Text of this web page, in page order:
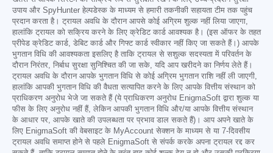
उपाय और SpyHunter हेल्पडेस्क के माध्यम से हमारी तकनीकी सहायता टीम तक पहुंच
प्रदान करता है। ट्रायल अवधि के दौरान आपसे कोई अग्रिम शुल्क नहीं लिया जाएगा,
हालांकि ट्रायल को सक्रिय करने के लिए क्रेडिट कार्ड आवश्यक है। (इस ऑफर के तहत
प्रीपेड क्रेडिट कार्ड, डेबिट कार्ड और गिफ्ट कार्ड स्वीकार नहीं किए जा सकते हैं।) आपके
भुगतान विधि की आवश्यकता इसलिए है ताकि ट्रायल से सशुल्क सदस्यता में परिवर्तन के
दौरान निरंतर, निर्बाध सुरक्षा सुनिश्चित की जा सके, यदि आप खरीदने का निर्णय लेते हैं।
ट्रायल अवधि के दौरान आपके भुगतान विधि से कोई अग्रिम भुगतान राशि नहीं ली जाएगी,
हालांकि आपकी भुगतान विधि की वैधता सत्यापित करने के लिए आपके वित्तीय संस्थान को
प्राधिकरण अनुरोध भेजे जा सकते हैं (ये प्राधिकरण अनुरोध EnigmaSoft द्वारा शुल्क या
फीस के लिए अनुरोध नहीं हैं, लेकिन आपकी भुगतान विधि और/या आपके वित्तीय संस्थान
के आधार पर, आपके खाते की उपलब्धता पर प्रभाव डाल सकते हैं)। आप अपने खाते के
लिए EnigmaSoft की वेबसाइट के MyAccount सेक्शन के माध्यम से या 7-दिवसीय
ट्रायल अवधि समाप्त होने से पहले EnigmaSoft से संपर्क करके अपना ट्रायल रद्द कर